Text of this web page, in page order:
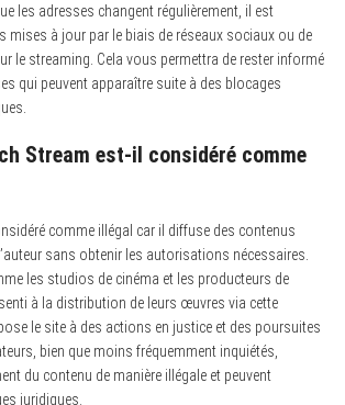
les adresses changent régulièrement, il est
mises à jour par le biais de réseaux sociaux ou de
le streaming. Cela vous permettra de rester informé
qui peuvent apparaître suite à des blocages
Stream est-il considéré comme
comme illégal car il diffuse des contenus
sans obtenir les autorisations nécessaires.
les studios de cinéma et les producteurs de
à la distribution de leurs œuvres via cette
le site à des actions en justice et des poursuites
bien que moins fréquemment inquiétés,
du contenu de manière illégale et peuvent
juridiques.